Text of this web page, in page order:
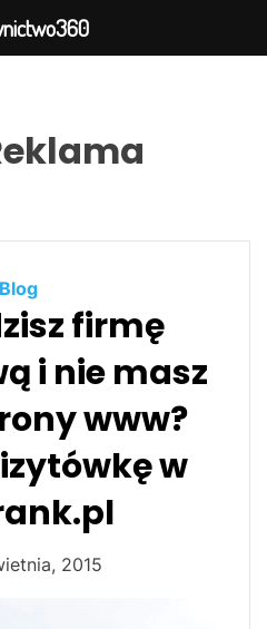
Blog
firmę
i nie masz
www?
w
2015